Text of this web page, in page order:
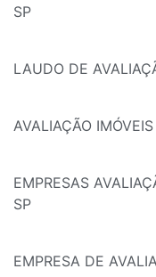
SP
LAUDO DE
AVALIAÇÃO
EMPRESAS
SP
EMPRESA DE